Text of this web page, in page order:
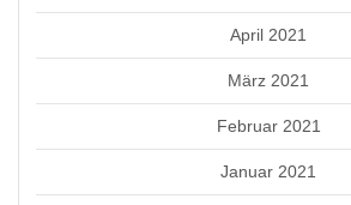
April 2021
März 2021
Februar 2021
Januar 2021